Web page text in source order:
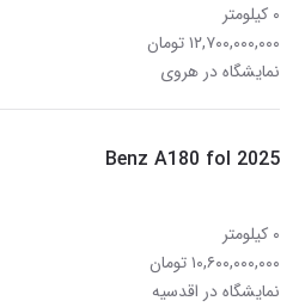
۰ کیلومتر
۱۲,۷۰۰,۰۰۰,۰۰۰ تومان
نمایشگاه در هروی
Benz A180 fol 2025
۰ کیلومتر
۱۰,۶۰۰,۰۰۰,۰۰۰ تومان
نمایشگاه در اقدسیه